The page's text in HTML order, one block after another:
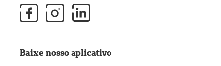
Baixe nosso aplicativo